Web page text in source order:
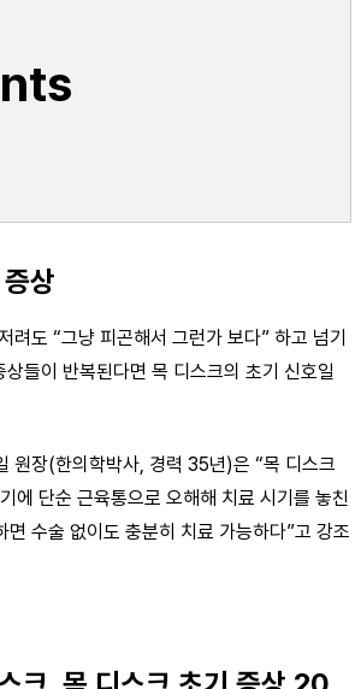
상
려도 “그냥 피곤해서 그런가 보다” 하고 넘기
들이 반복된다면 목 디스크의 초기 신호일
원장(한의학박사, 경력 35년)은 “목 디스크
에 단순 근육통으로 오해해 치료 시기를 놓친
면 수술 없이도 충분히 치료 가능하다”고 강조